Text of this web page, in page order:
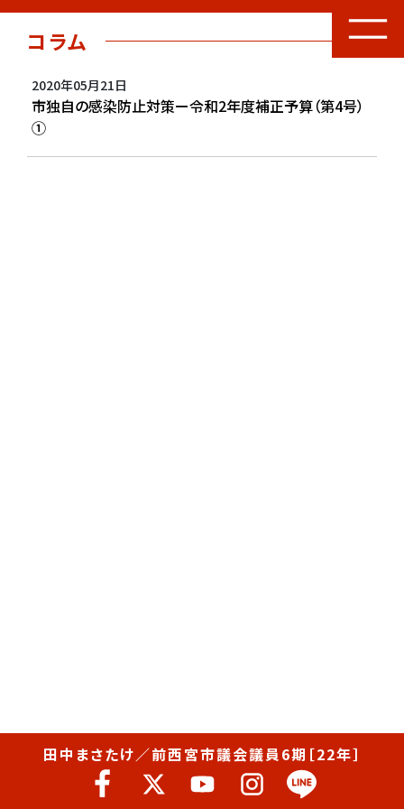
コラム
2020年05月21日
市独自の感染防止対策ー令和2年度補正予算（第4号）
①
田中まさたけ／前西宮市議会議員6期［22年］